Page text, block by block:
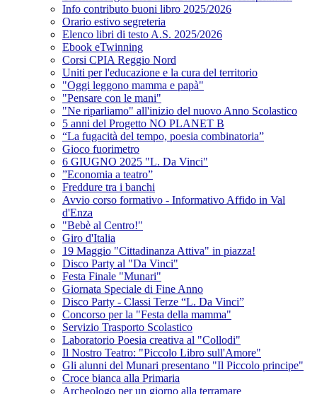
Info contributo buoni libro 2025/2026
Orario estivo segreteria
Elenco libri di testo A.S. 2025/2026
Ebook eTwinning
Corsi CPIA Reggio Nord
Uniti per l'educazione e la cura del territorio
"Oggi leggono mamma e papà"
"Pensare con le mani"
"Ne riparliamo" all'inizio del nuovo Anno Scolastico
5 anni del Progetto NO PLANET B
“La fugacità del tempo, poesia combinatoria”
Gioco fuorimetro
6 GIUGNO 2025 "L. Da Vinci"
”Economia a teatro”
Freddure tra i banchi
Avvio corso formativo - Informativo Affido in Val
d'Enza
"Bebè al Centro!"
Giro d'Italia
19 Maggio "Cittadinanza Attiva" in piazza!
Disco Party al "Da Vinci"
Festa Finale "Munari"
Giornata Speciale di Fine Anno
Disco Party - Classi Terze “L. Da Vinci”
Concorso per la "Festa della mamma"
Servizio Trasporto Scolastico
Laboratorio Poesia creativa al "Collodi"
Il Nostro Teatro: "Piccolo Libro sull'Amore"
Gli alunni del Munari presentano "Il Piccolo principe"
Croce bianca alla Primaria
Archeologo per un giorno alla terramare